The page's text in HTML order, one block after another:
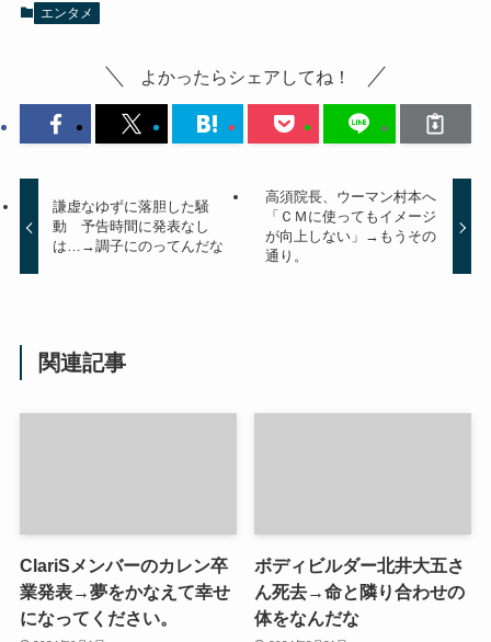
エンタメ
よかったらシェアしてね！
謙虚なゆずに落胆した騒
動 予告時間に発表なし
は…→調子にのってんだな
高須院長、ウーマン村本へ
「ＣＭに使ってもイメージ
が向上しない」→もうその
通り。
関連記事
ClariSメンバーのカレン卒
業発表→夢をかなえて幸せ
になってください。
ボディビルダー北井大五さ
ん死去→命と隣り合わせの
体をなんだな